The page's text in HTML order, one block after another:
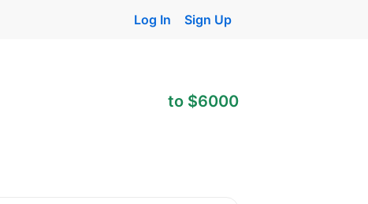
Log In Sign Up
to $6000